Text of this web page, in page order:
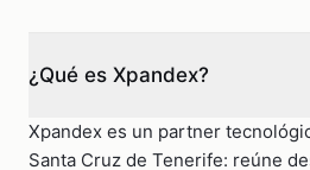
¿Qué es Xpandex?
Xpandex es un partner
Santa Cruz de Tenerife: reúne